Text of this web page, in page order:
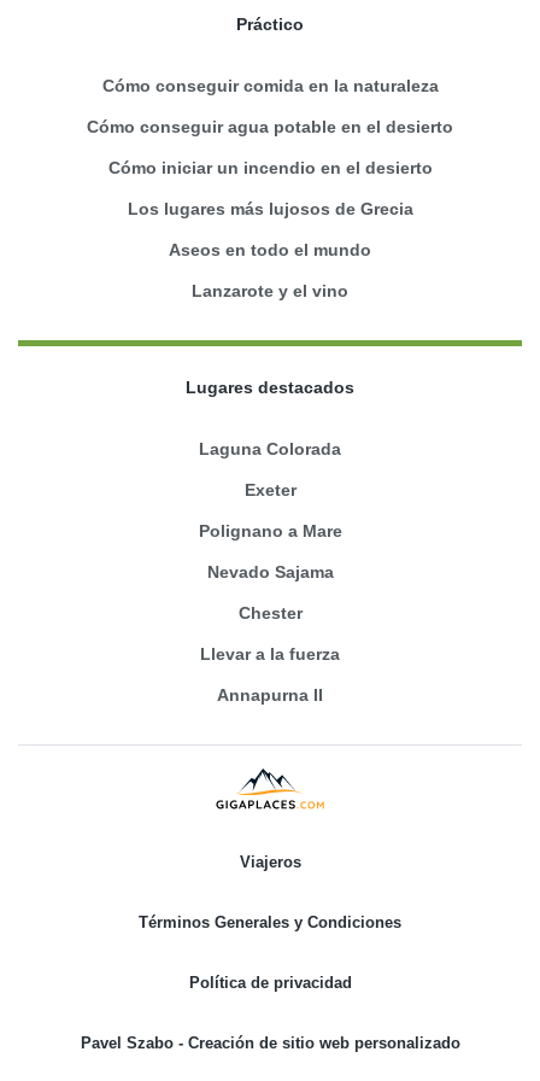
Práctico
Cómo conseguir comida en la naturaleza
Cómo conseguir agua potable en el desierto
Cómo iniciar un incendio en el desierto
Los lugares más lujosos de Grecia
Aseos en todo el mundo
Lanzarote y el vino
Lugares destacados
Laguna Colorada
Exeter
Polignano a Mare
Nevado Sajama
Chester
Llevar a la fuerza
Annapurna II
Viajeros
Términos Generales y Condiciones
Política de privacidad
Pavel Szabo - Creación de sitio web personalizado